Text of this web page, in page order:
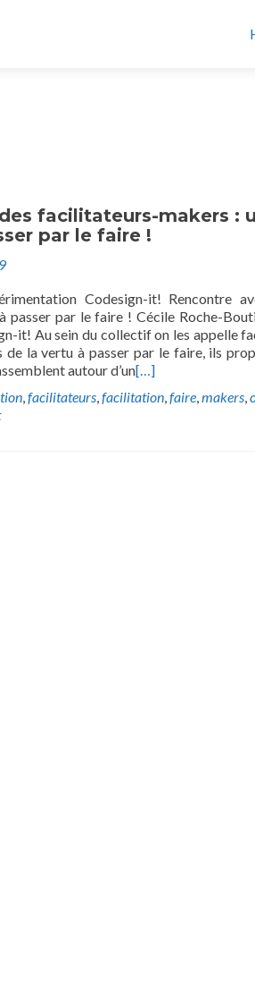
facilitateurs-makers :
par le faire !
Codesign-it! Rencontre
passer par le faire ! Cécile Roche-
it! Au sein du collectif on les appelle
de la vertu à passer par le faire, ils
autour d’un[…]
,facilitateurs,facilitation,faire,makers,